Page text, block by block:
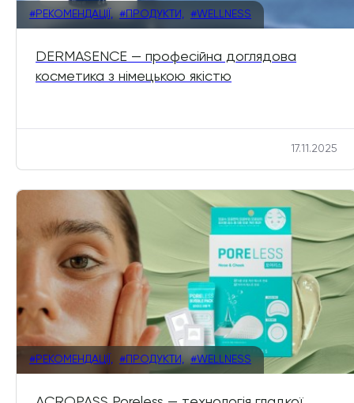
#РЕКОМЕНДАЦІЇ, #ПРОДУКТИ, #WELLNESS
DERMASENCE — професійна доглядова
косметика з німецькою якістю
17.11.2025
#РЕКОМЕНДАЦІЇ, #ПРОДУКТИ, #WELLNESS